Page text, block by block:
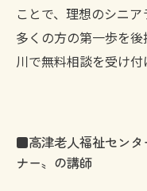
ことで、理想のシニア
多くの方の第一歩を
川で無料相談を受け付
■高津老人福祉センタ
ナー〟の講師